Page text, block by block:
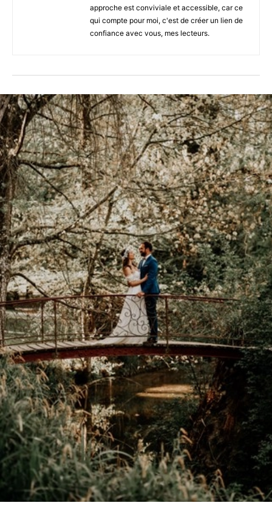
approche est conviviale et accessible, car ce
qui compte pour moi, c'est de créer un lien de
confiance avec vous, mes lecteurs.